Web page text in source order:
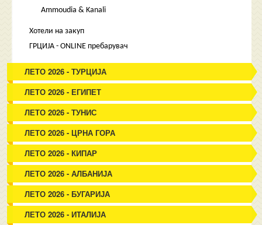
Ammoudia & Kanali
Хотели на закуп
ГРЦИЈА - ONLINE пребарувач
ЛЕТО 2026 - ТУРЦИЈА
ЛЕТО 2026 - ЕГИПЕТ
ЛЕТО 2026 - ТУНИС
ЛЕТО 2026 - ЦРНА ГОРА
ЛЕТО 2026 - КИПАР
ЛЕТО 2026 - АЛБАНИЈА
ЛЕТО 2026 - БУГАРИЈА
ЛЕТО 2026 - ИТАЛИЈА